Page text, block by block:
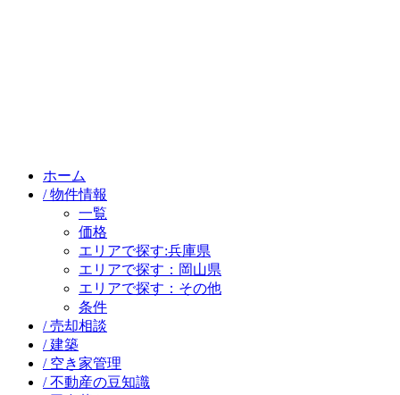
ホーム
/ 物件情報
一覧
価格
エリアで探す:兵庫県
エリアで探す：岡山県
エリアで探す：その他
条件
/ 売却相談
/ 建築
/ 空き家管理
/ 不動産の豆知識